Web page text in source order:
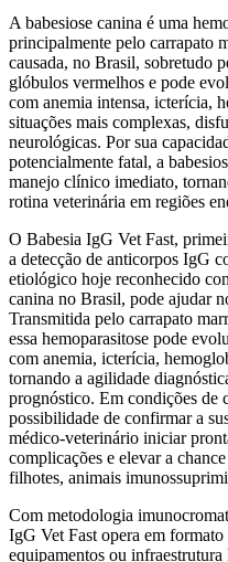
A babesiose canina é uma
principalmente pelo carrapato
causada, no Brasil, sobretudo
glóbulos vermelhos e pode
com anemia intensa, icterícia,
situações mais complexas,
neurológicas. Por sua
potencialmente fatal, a
manejo clínico imediato,
rotina veterinária em regiões
O Babesia IgG Vet Fast,
a detecção de anticorpos IgG
etiológico hoje reconhecido
canina no Brasil, pode ajudar
Transmitida pelo carrapato
essa hemoparasitose pode
com anemia, icterícia,
tornando a agilidade
prognóstico. Em condições de
possibilidade de confirmar a
médico-veterinário iniciar
complicações e elevar a
filhotes, animais
Com metodologia
IgG Vet Fast opera em formato
equipamentos ou